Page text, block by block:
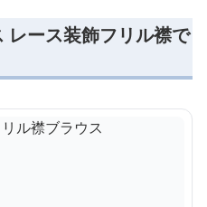
レース装飾フリル襟で